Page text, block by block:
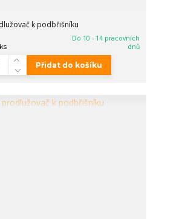
k podbřišníku
ks
Do 10 - 14 pracovních
dnů
Přidat do košíku